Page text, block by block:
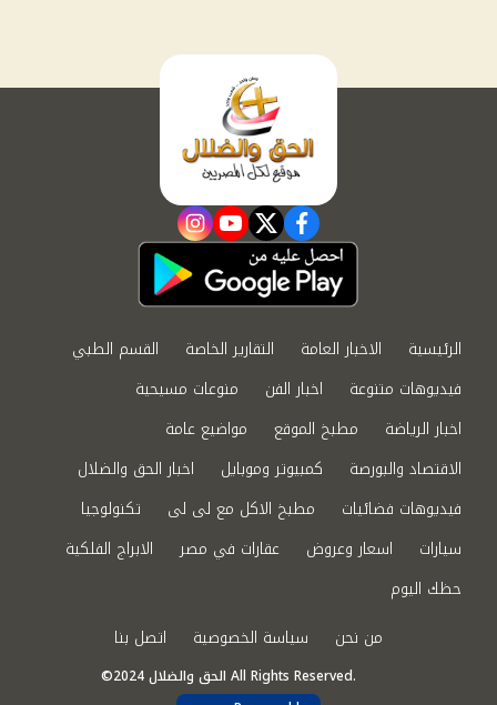
facebook
twitter
youtube
instagram
الرئيسية الاخبار العامة التقارير الخاصة
القسم الطبي
فيديوهات متنوعة
اخبار الفن
منوعات مسيحية
اخبار الرياضة
مطبخ الموقع
مواضيع عامة
الاقتصاد والبورصة
كمبيوتر وموبايل
اخبار الحق والضلال
فيديوهات فضائيات
مطبخ الاكل مع لى لى
تكنولوجيا
سيارات
اسعار وعروض عقارات في مصر
الابراج الفلكية
حظك اليوم
من نحن
سياسة الخصوصية اتصل بنا
©2024 الحق والضلال All Rights Reserved.